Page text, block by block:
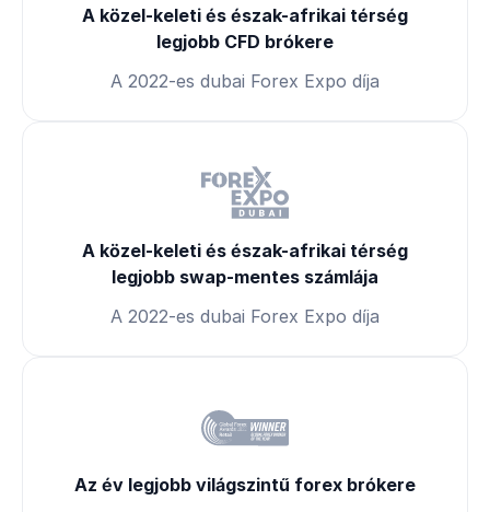
A közel-keleti és észak-afrikai térség
legjobb CFD brókere
A 2022-es dubai Forex Expo díja
A közel-keleti és észak-afrikai térség
legjobb swap-mentes számlája
A 2022-es dubai Forex Expo díja
Az év legjobb világszintű forex brókere